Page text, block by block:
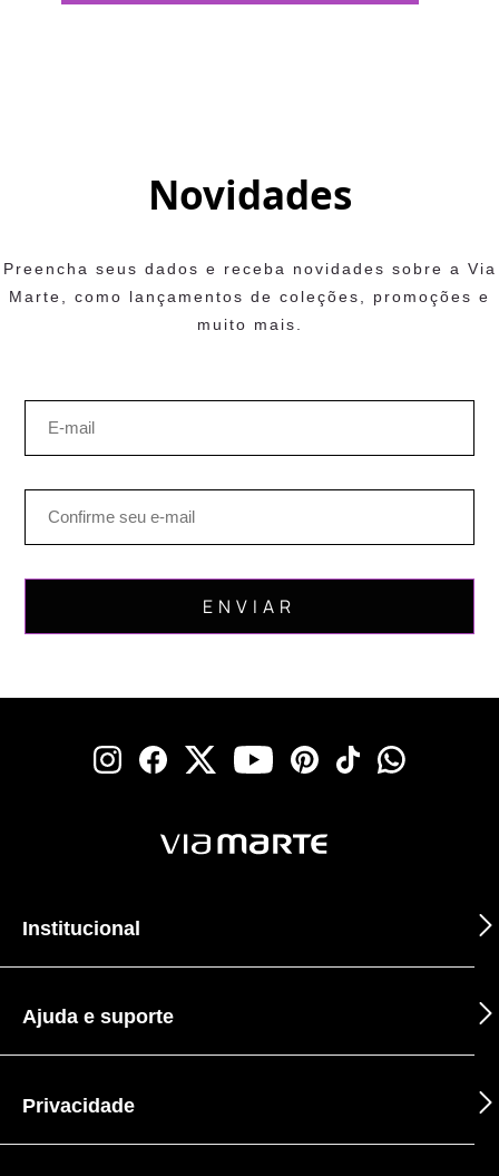
Novidades
Preencha seus dados e receba novidades sobre a Via
Marte, como lançamentos de coleções, promoções e
muito mais.
Institucional
Ajuda e suporte
Privacidade